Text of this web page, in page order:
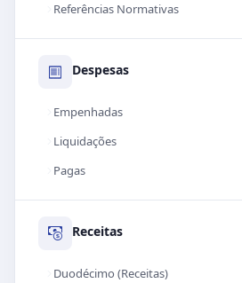
Referências Normativas
Despesas
Empenhadas
Liquidações
Pagas
Receitas
Duodécimo (Receitas)